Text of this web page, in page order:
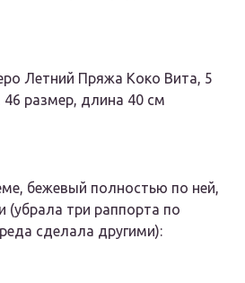
Летний Пряжа Коко Вита, 5
размер, длина 40 см
бежевый полностью по ней,
(убрала три раппорта по
сделала другими):